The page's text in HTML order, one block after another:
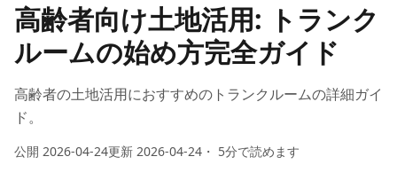
高齢者向け土地活用: トランク
ルームの始め方完全ガイド
高齢者の土地活用におすすめのトランクルームの詳細ガイ
ド。
公開 2026-04-24更新 2026-04-24 ・ 5分で読めます